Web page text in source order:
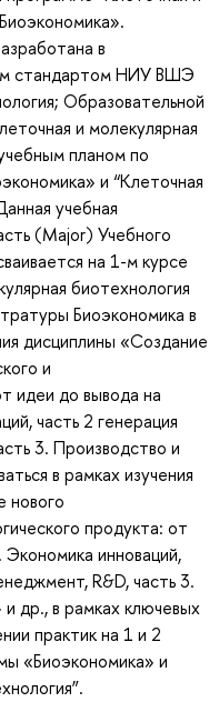
в
стандартом НИУ ВШЭ
Образовательной
и молекулярная
планом по
и “Клеточная
учебная
(Major) Учебного
на 1-м курсе
биотехнология
Биоэкономика в
дисциплины «Создание
и
идеи до вывода на
часть 2 генерация
3. Производство и
в рамках изучения
нового
продукта: от
инноваций,
R&D, часть 3.
др., в рамках ключевых
практик на 1 и 2
«Биоэкономика» и